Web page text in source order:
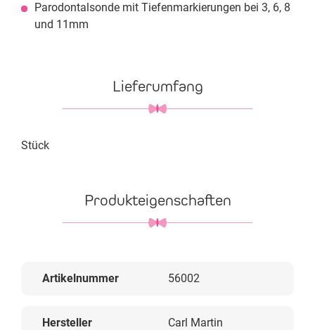
Parodontalsonde mit Tiefenmarkierungen bei 3, 6, 8
und 11mm
Lieferumfang
Stück
Produkteigenschaften
Artikelnummer 56002
Hersteller Carl Martin